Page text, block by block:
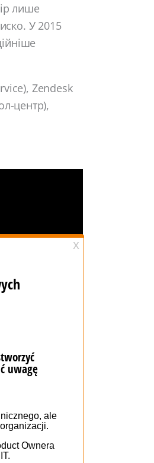
лише
У 2015
Zendesk
центр),
історію